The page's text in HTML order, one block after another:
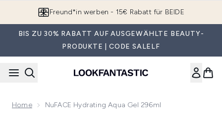
Freund*in werben - 15€ Rabatt für BEIDE
BIS ZU 30% RABATT AUF AUSGEWÄHLTE BEAUTY-
PRODUKTE | CODE SALELF
Home NuFACE Hydrating Aqua Gel 296ml